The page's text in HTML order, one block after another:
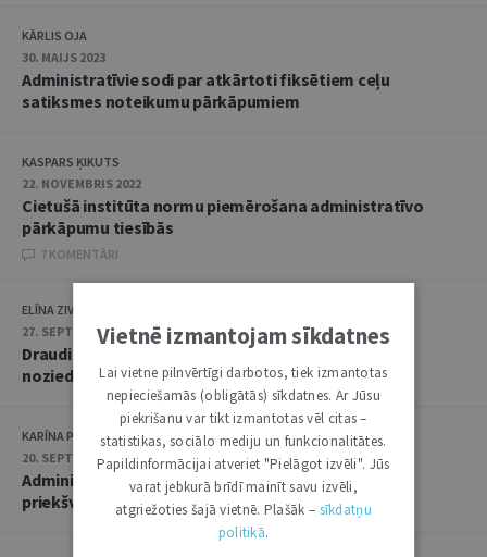
KĀRLIS OJA
30. MAIJS 2023
Administratīvie sodi par atkārtoti fiksētiem ceļu
satiksmes noteikumu pārkāpumiem
KASPARS ĶIKUTS
22. NOVEMBRIS 2022
Cietušā institūta normu piemērošana administratīvo
pārkāpumu tiesībās
7 KOMENTĀRI
ELĪNA ZIVTIŅA
27. SEPTEMBRIS 2022
Draudi un vajāšana – administratīvs pārkāpums vai
noziedzīgs nodarījums
KARĪNA POĻANSKA
20. SEPTEMBRIS 2022
Administratīvo resursu izmantošanas aizliegums
priekšvēlēšanu aģitācijai
Vietnē izmantojam sīkdatnes
Lai vietne pilnvērtīgi darbotos, tiek izmantotas
nepieciešamās (obligātās) sīkdatnes. Ar Jūsu
piekrišanu var tikt izmantotas vēl citas –
statistikas, sociālo mediju un funkcionalitātes.
Papildinformācijai atveriet "Pielāgot izvēli". Jūs
varat jebkurā brīdī mainīt savu izvēli,
atgriežoties šajā vietnē. Plašāk – sīkdatņu
politikā.